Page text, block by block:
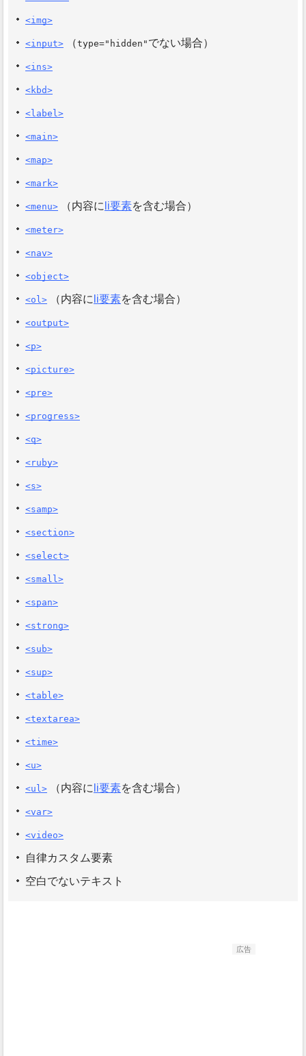
<img>
<input> （type="hidden" でない場合）
<ins>
<kbd>
<label>
<main>
<map>
<mark>
<menu> （内容に li要素を含む場合）
<meter>
<nav>
<object>
<ol> （内容に li要素を含む場合）
<output>
<p>
<picture>
<pre>
<progress>
<q>
<ruby>
<s>
<samp>
<section>
<select>
<small>
<span>
<strong>
<sub>
<sup>
<table>
<textarea>
<time>
<u>
<ul> （内容に li要素を含む場合）
<var>
<video>
自律カスタム要素
空白でないテキスト
広告